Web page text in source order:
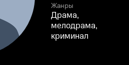
Жанры
Драма,
мелодрама,
криминал